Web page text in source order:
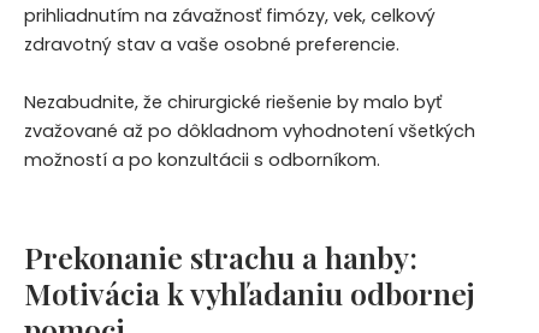
prihliadnutím na závažnosť fimózy, vek, celkový
zdravotný stav a vaše osobné preferencie.
Nezabudnite, že chirurgické riešenie by malo byť
zvažované až po dôkladnom vyhodnotení všetkých
možností a po konzultácii s odborníkom.
Prekonanie strachu a hanby:
Motivácia k vyhľadaniu odbornej